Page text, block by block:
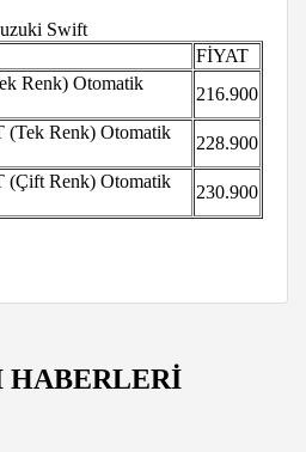
Swift
FİYAT
Renk) Otomatik
216.900
(Tek Renk) Otomatik
228.900
(Çift Renk) Otomatik
230.900
HABERLERİ